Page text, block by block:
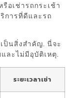
อเช่ารถกระเช้า
การที่ดีและรถ
ป็นสิ่งสำคัญ. นี่จะ
ละไม่มีอุบัติเหตุ.
ระยะเวลาเช่า